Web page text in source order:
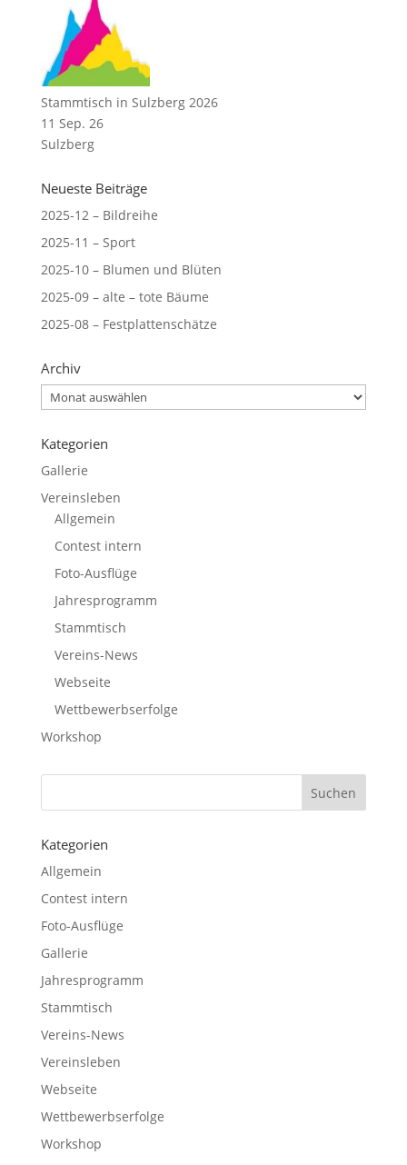
Stammtisch in Sulzberg 2026
11 Sep. 26
Sulzberg
Neueste Beiträge
2025-12 – Bildreihe
2025-11 – Sport
2025-10 – Blumen und Blüten
2025-09 – alte – tote Bäume
2025-08 – Festplattenschätze
Archiv
Archiv
Kategorien
Gallerie
Vereinsleben
Allgemein
Contest intern
Foto-Ausflüge
Jahresprogramm
Stammtisch
Vereins-News
Webseite
Wettbewerbserfolge
Workshop
Kategorien
Allgemein
Contest intern
Foto-Ausflüge
Gallerie
Jahresprogramm
Stammtisch
Vereins-News
Vereinsleben
Webseite
Wettbewerbserfolge
Workshop